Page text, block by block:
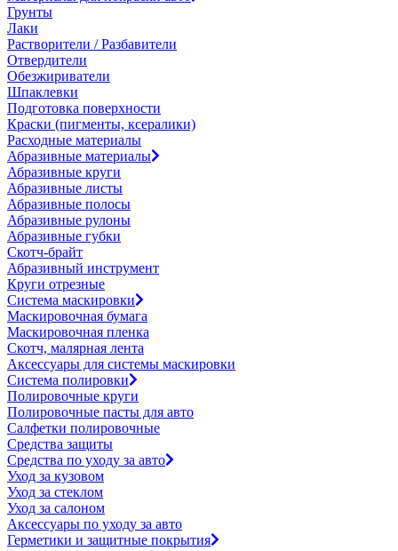
Грунты
Лаки
Растворители / Разбавители
Отвердители
Обезжириватели
Шпаклевки
Подготовка поверхности
Краски (пигменты, ксералики)
Расходные материалы
Абразивные материалы
Абразивные круги
Абразивные листы
Абразивные полосы
Абразивные рулоны
Абразивные губки
Скотч-брайт
Абразивный инструмент
Круги отрезные
Система маскировки
Маскировочная бумага
Маскировочная пленка
Скотч, малярная лента
Аксессуары для системы маскировки
Система полировки
Полировочные круги
Полировочные пасты для авто
Салфетки полировочные
Средства защиты
Средства по уходу за авто
Уход за кузовом
Уход за стеклом
Уход за салоном
Аксессуары по уходу за авто
Герметики и защитные покрытия